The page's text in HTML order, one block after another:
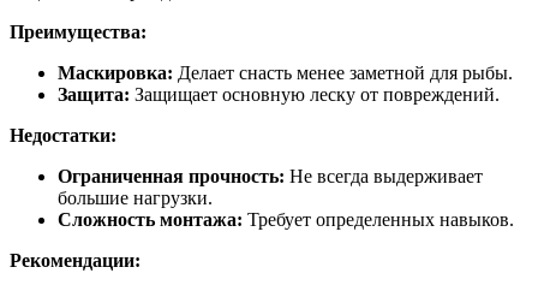
Преимущества:
Маскировка: Делает снасть менее заметной для рыбы.
Защита: Защищает основную леску от повреждений.
Недостатки:
Ограниченная прочность: Не всегда выдерживает
большие нагрузки.
Сложность монтажа: Требует определенных навыков.
Рекомендации: